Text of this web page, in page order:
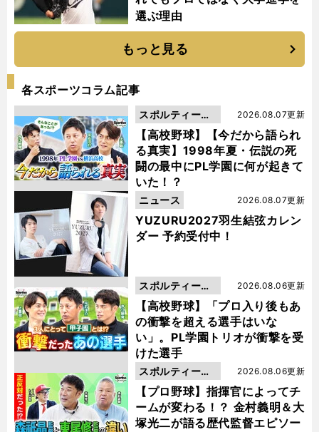
選ぶ理由
もっと見る
各スポーツコラム記事
【高校野球】【今だから語られ
る真実】1998年夏・伝説の死
闘の最中にPL学園に何が起きて
いた！？
2026.08.07更新
スポルティーバ
動画
YUZURU2027羽生結弦カレン
ダー 予約受付中！
2026.08.07更新
ニュース
【高校野球】「プロ入り後もあ
の衝撃を超える選手はいな
い」。PL学園トリオが衝撃を受
けた選手
2026.08.06更新
スポルティーバ
動画
【プロ野球】指揮官によってチ
ームが変わる！？ 金村義明＆大
塚光二が語る歴代監督エピソー
2026.08.06更新
スポルティーバ
動画